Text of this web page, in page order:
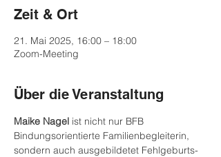
Zeit & Ort
21. Mai 2025, 16:00 – 18:00
Zoom-Meeting
Über die Veranstaltung
Maike Nagel ist nicht nur BFB
Bindungsorientierte Familienbegleiterin,
sondern auch ausgebildetet Fehlgeburts-